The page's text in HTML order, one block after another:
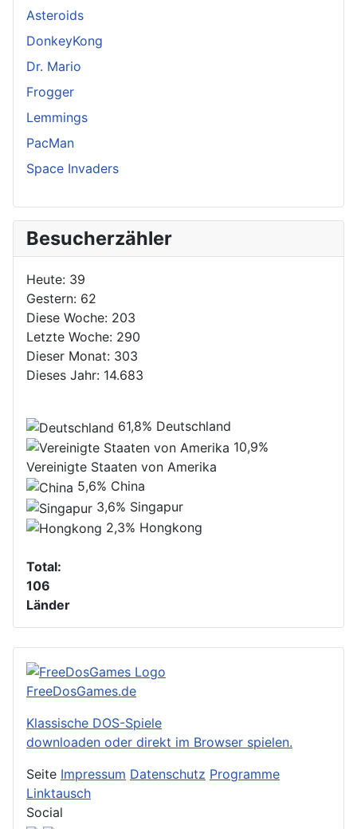
Asteroids
DonkeyKong
Dr. Mario
Frogger
Lemmings
PacMan
Space Invaders
Besucherzähler
Heute: 39
Gestern: 62
Diese Woche: 203
Letzte Woche: 290
Dieser Monat: 303
Dieses Jahr: 14.683
61,8% Deutschland
10,9%
Vereinigte Staaten von Amerika
5,6% China
3,6% Singapur
2,3% Hongkong
Total:
106
Länder
FreeDosGames.de
Klassische DOS-Spiele
downloaden oder direkt im Browser spielen.
Seite Impressum Datenschutz Programme
Linktausch
Social